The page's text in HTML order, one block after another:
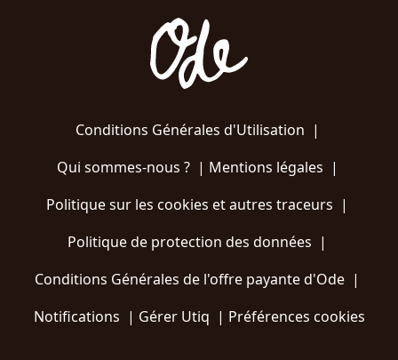
Conditions Générales d'Utilisation |
Qui sommes-nous ?| Mentions légales |
Politique sur les cookies et autres traceurs |
Politique de protection des données |
Conditions Générales de l'offre payante d'Ode |
Notifications | Gérer Utiq | Préférences cookies